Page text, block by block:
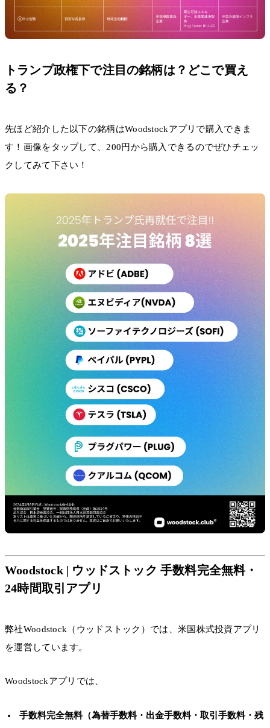
トランプ政権下で注目の銘柄は？どこで買え
る？
先ほど紹介した以下の銘柄はWoodstockアプリで購入できま
す！画像をタップして、200円から購入できるのでぜひチェッ
クしてみて下さい！
Woodstock | ウッドストック 手数料完全無料・
24時間取引アプリ
弊社Woodstock（ウッドストック）では、米国株式投資アプリ
を運営しています。
Woodstockアプリでは、
手数料完全無料（為替手数料・出金手数料・取引手数料・残